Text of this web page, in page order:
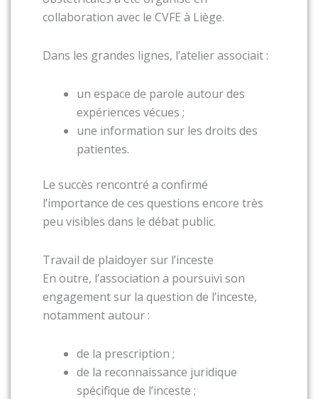
collaboration avec le CVFE à Liège.
Dans les grandes lignes, l’atelier associait :
un espace de parole autour des
expériences vécues ;
une information sur les droits des
patientes.
Le succès rencontré a confirmé
l’importance de ces questions encore très
peu visibles dans le débat public.
Travail de plaidoyer sur l’inceste
En outre, l’association a poursuivi son
engagement sur la question de l’inceste,
notamment autour :
de la prescription ;
de la reconnaissance juridique
spécifique de l’inceste ;